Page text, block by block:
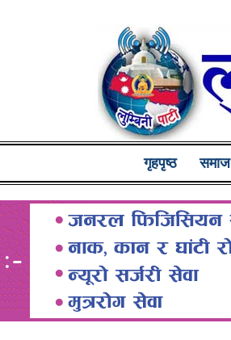
गृहपृष्ठ समाज